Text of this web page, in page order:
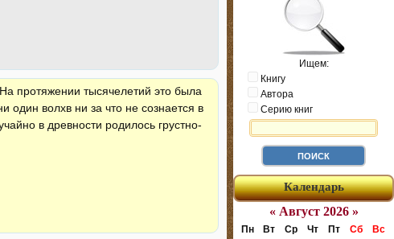
протяжении тысячелетий это была
один волхв ни за что не сознается в
в древности родилось грустно-
Ищем:
Книгу
Автора
Серию книг
Календарь
« Август 2026 »
Пн Вт Ср Чт Пт Сб Вс